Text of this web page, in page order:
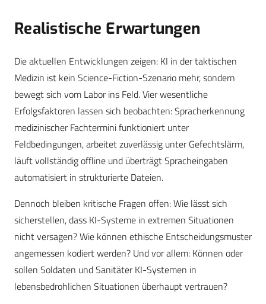
Realistische Erwartungen
Die aktuellen Entwicklungen zeigen: KI in der taktischen
Medizin ist kein Science-Fiction-Szenario mehr, sondern
bewegt sich vom Labor ins Feld. Vier wesentliche
Erfolgsfaktoren lassen sich beobachten: Spracherkennung
medizinischer Fachtermini funktioniert unter
Feldbedingungen, arbeitet zuverlässig unter Gefechtslärm,
läuft vollständig offline und überträgt Spracheingaben
automatisiert in strukturierte Dateien.
Dennoch bleiben kritische Fragen offen: Wie lässt sich
sicherstellen, dass KI-Systeme in extremen Situationen
nicht versagen? Wie können ethische Entscheidungsmuster
angemessen kodiert werden? Und vor allem: Können oder
sollen Soldaten und Sanitäter KI-Systemen in
lebensbedrohlichen Situationen überhaupt vertrauen?